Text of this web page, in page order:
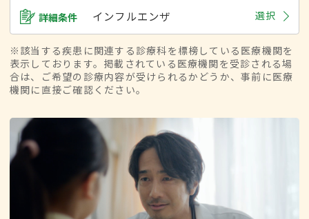
詳細条件 インフルエンザ 選択
※該当する疾患に関連する診療科を標榜している医療機関を
表示しております。掲載されている医療機関を受診される場
合は、ご希望の診療内容が受けられるかどうか、事前に医療
機関に直接ご確認ください。